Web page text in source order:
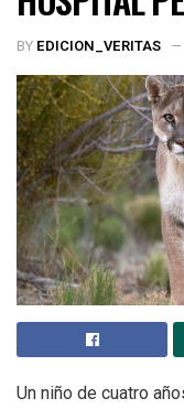
BY EDICION_VERITAS
Un niño de cuatro